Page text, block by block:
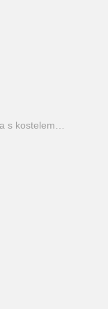
s kostelem…